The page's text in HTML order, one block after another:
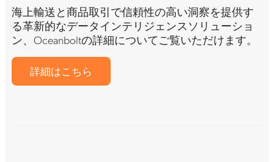
海上輸送と商品取引で信頼性の高い洞察を提供す
る革新的なデータインテリジェンスソリューショ
ン、Oceanboltの詳細についてご覧いただけます。
詳細はこちら